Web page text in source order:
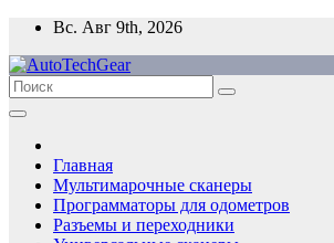
Перейти
содержимому
Вс. Авг 9th, 2026
Главная
Мультимарочные сканеры
Программаторы для одометров
Разъемы и переходники